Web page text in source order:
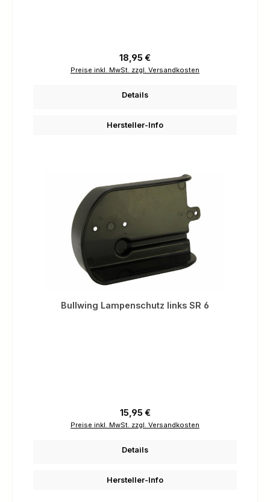
Regulärer Preis:
18,95 €
Preise inkl. MwSt. zzgl. Versandkosten
Details
Hersteller-Info
Bullwing Lampenschutz links SR 6
Regulärer Preis:
15,95 €
Preise inkl. MwSt. zzgl. Versandkosten
Details
Hersteller-Info